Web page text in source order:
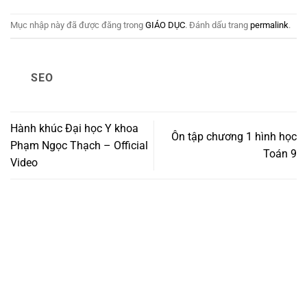
Mục nhập này đã được đăng trong GIÁO DỤC. Đánh dấu trang permalink.
SEO
Hành khúc Đại học Y khoa
Phạm Ngọc Thạch – Official
Video
Ôn tập chương 1 hình học
Toán 9